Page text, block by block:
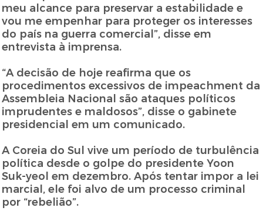
meu alcance para preservar a estabilidade e
vou me empenhar para proteger os interesses
do país na guerra comercial”, disse em
entrevista à imprensa.
“A decisão de hoje reafirma que os
procedimentos excessivos de impeachment da
Assembleia Nacional são ataques políticos
imprudentes e maldosos”, disse o gabinete
presidencial em um comunicado.
A Coreia do Sul vive um período de turbulência
política desde o golpe do presidente Yoon
Suk-yeol em dezembro. Após tentar impor a lei
marcial, ele foi alvo de um processo criminal
por “rebelião”.